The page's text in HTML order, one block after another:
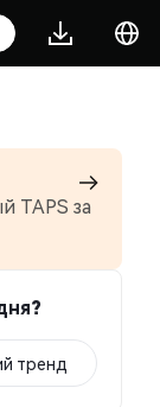
TAPS за
тренд